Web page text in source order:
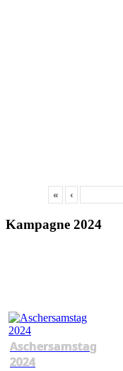
« ‹
Kampagne 2024
Aschersamstag
2024